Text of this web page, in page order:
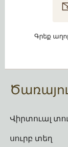
Գրեք
Վիրտուալ
սուրբ տեղ